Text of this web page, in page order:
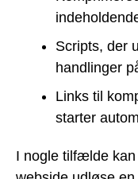
Scripts, der
handlinger
Links til
starter
I nogle tilfælde